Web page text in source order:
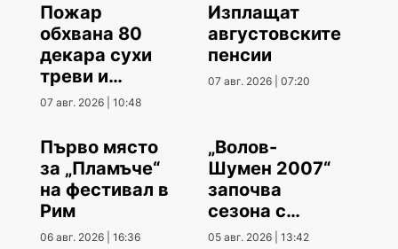
Пожар
обхвана 80
декара сухи
треви и
храсти
07 авг. 2026 | 10:48
Изплащат
августовските
пенсии
07 авг. 2026 | 07:20
Първо място
за „Пламъче“
на фестивал в
Рим
06 авг. 2026 | 16:36
„Волов-
Шумен 2007“
започва
сезона с
гостуване
05 авг. 2026 | 13:42